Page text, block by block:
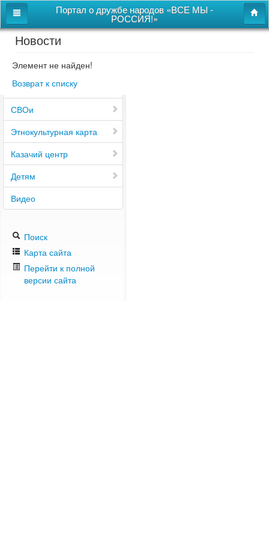
Портал о дружбе народов «ВСЕ МЫ -
РОССИЯ!»
Главная
Дом дружбы народов
Новости
СВОи
Этнокультурная карта
Казачий центр
Детям
Видео
Поиск
Карта сайта
Перейти к полной
версии сайта
Новости
Элемент не найден!
Возврат к списку